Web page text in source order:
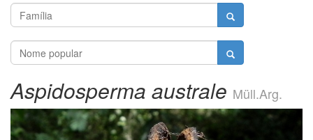
Aspidosperma australe Müll.Arg.